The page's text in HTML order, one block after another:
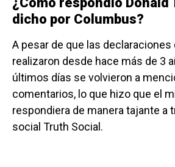
dicho por Columbus?
A pesar de que las declaraciones
realizaron desde hace más de 3
últimos días se volvieron a
comentarios, lo que hizo que el
respondiera de manera tajante a
social Truth Social.